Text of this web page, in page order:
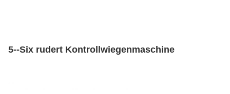
5--Six rudert Kontrollwiegenmaschine